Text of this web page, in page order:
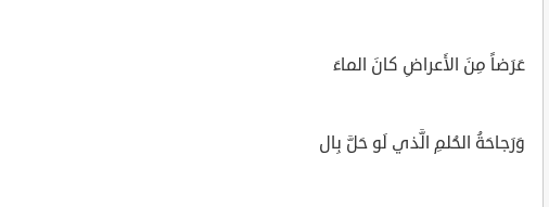
عَرَضاً مِنَ الأَعراضِ كانَ الماءَ
وَرَجاحَةُ الحُلمِ الَّذي لَو حَلَّ بِال